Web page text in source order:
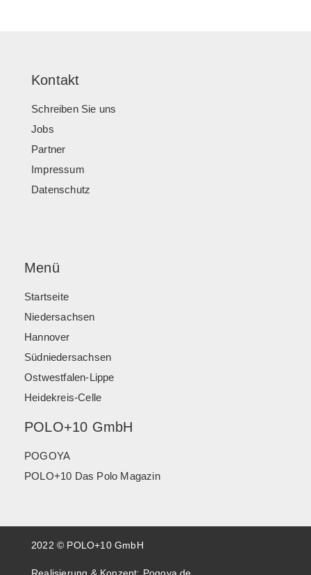
Kontakt
Schreiben Sie uns
Jobs
Partner
Impressum
Datenschutz
Menü
Startseite
Niedersachsen
Hannover
Südniedersachsen
Ostwestfalen-Lippe
Heidekreis-Celle
POLO+10 GmbH
POGOYA
POLO+10 Das Polo Magazin
2022 © POLO+10 GmbH